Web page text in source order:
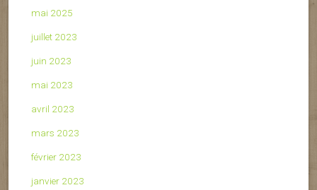
mai 2025
juillet 2023
juin 2023
mai 2023
avril 2023
mars 2023
février 2023
janvier 2023